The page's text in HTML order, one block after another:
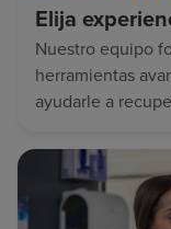
Elija
Nuestro equipo
herramientas
ayudarle a